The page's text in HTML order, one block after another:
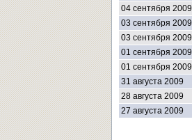
04 сентября 2009
03 сентября 2009
03 сентября 2009
01 сентября 2009
01 сентября 2009
31 августа 2009
28 августа 2009
27 августа 2009